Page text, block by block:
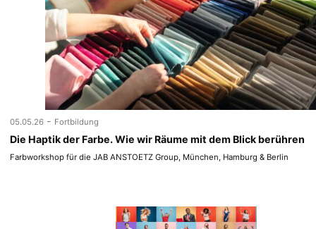
05.05.26 - Fortbildung
Die Haptik der Farbe. Wie wir Räume mit dem Blick berühren
Farbworkshop für die JAB ANSTOETZ Group, München, Hamburg & Berlin